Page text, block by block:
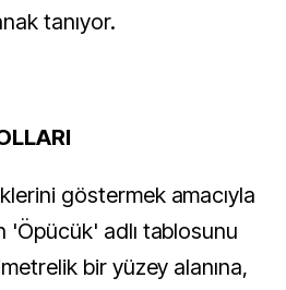
tanıyor.
göstermek amacıyla
'Öpücük' adlı tablosunu
bir yüzey alanına,